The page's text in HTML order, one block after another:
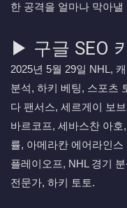
한 공격을 얼마나 막아
▶ 구글 SEO
2025년 5월 29일 NHL,
분석, 하키 베팅, 스포츠
다 팬서스, 세르게이 보
바르코프, 세바스찬 아
률, 아메라칸 에어라인
플레이오프, NHL 경기
전문가, 하키 토토.